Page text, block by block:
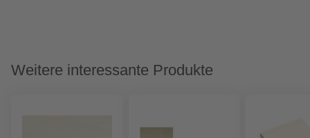
Weitere interessante Produkte